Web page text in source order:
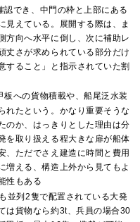
認でき、中門の枠と上部にある
見えている。展開する際は、ま
方向へ水平に倒し、次に補助レ
丈さが求められている部分だけ
すること」と指示されていた割
への貨物積載や、船尾泛水装
れたという。かなり重要そうな
のか、はっきりとした理由は分
を取り扱える程大きな扉が船体
、ただでさえ建造に時間と費用
増える、構造上外から見てもよ
性もある
並列2隻で配置されている大発
は貨物なら約3t、兵員の場合30